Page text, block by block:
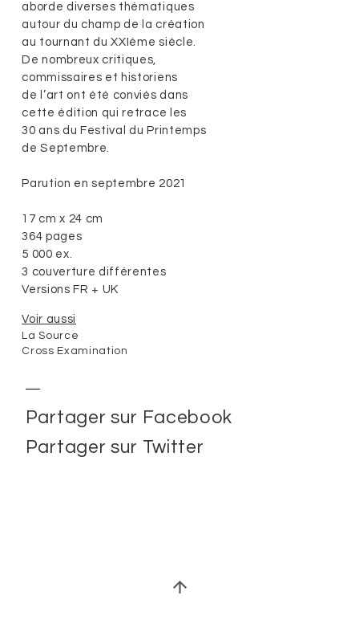
aborde diverses thématiques
autour du champ de la création
au tournant du XXIème siècle.
De nombreux critiques,
commissaires et historiens
de l’art ont été conviés dans
cette édition qui retrace les
30 ans du Festival du Printemps
de Septembre.
Parution en septembre 2021
17 cm x 24 cm
364 pages
5 000 ex.
3 couverture différentes
Versions FR + UK
Voir aussi
La Source
Cross Examination
Partager sur Facebook
Partager sur Twitter